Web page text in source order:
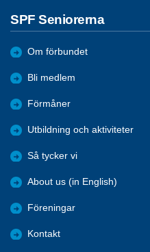
SPF Seniorerna
Om förbundet
Bli medlem
Förmåner
Utbildning och aktiviteter
Så tycker vi
About us (in English)
Föreningar
Kontakt